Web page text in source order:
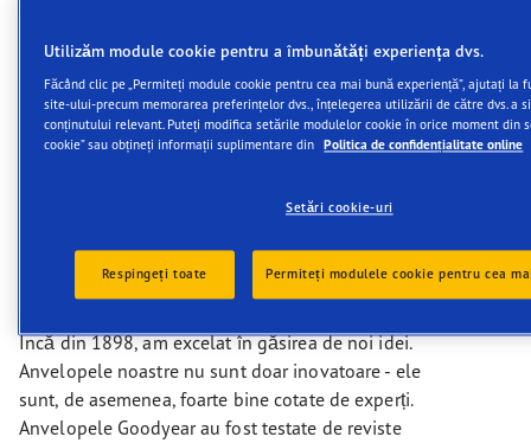
împotriva bordurilor de pe șosea. Foarte
relevant pentru vehiculele de livrare pe
distanțe mici (stop&go).
Încă din 1898, am excelat în găsirea de noi idei.
Anvelopele noastre nu sunt doar inovatoare - ele
sunt, de asemenea, foarte bine cotate de experți.
Anvelopele Goodyear au fost testate de reviste
Utilizăm module cookie pentru a îmbunătăți experiența dvs.
Făcând clic pe „Permiteți module cookie pentru cea mai bună experiență”, ajutați la
site-ului-precum memorarea preferințelor dvs., înțelegerea utilizării de către dvs. a
conținutului relevant. Puteți modifica setările modulelor cookie în orice moment din
cookie” sau obțineți informații suplimentare din
Politica de confidențialitate online
Setări cookie-uri
Respingeți toate Permiteți modulele cookie pentru cea